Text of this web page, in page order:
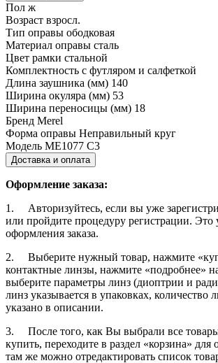
Пол ж
Возраст взросл.
Тип оправы ободковая
Материал оправы сталь
Цвет рамки стальной
Комплектность с футляром и салфеткой
Длина заушника (мм) 140
Ширина окуляра (мм) 53
Ширина переносицы (мм) 18
Бренд Merel
Форма оправы Неправильный круг
Модель ME1077 C3
Доставка и оплата
Оформление заказа:
1. Авторизуйтесь, если вы уже
или пройдите процедуру регистрации. Это
оформления заказа.
2. Выберите нужный товар, нажмите
контактные линзы, нажмите «подробнее»
выберите параметры линз (диоптрии и
линз указывается в упаковках, количество
указано в описании.
3. После того, как Вы выбрали все
купить, переходите в раздел «корзина» для
там же можно отредактировать список